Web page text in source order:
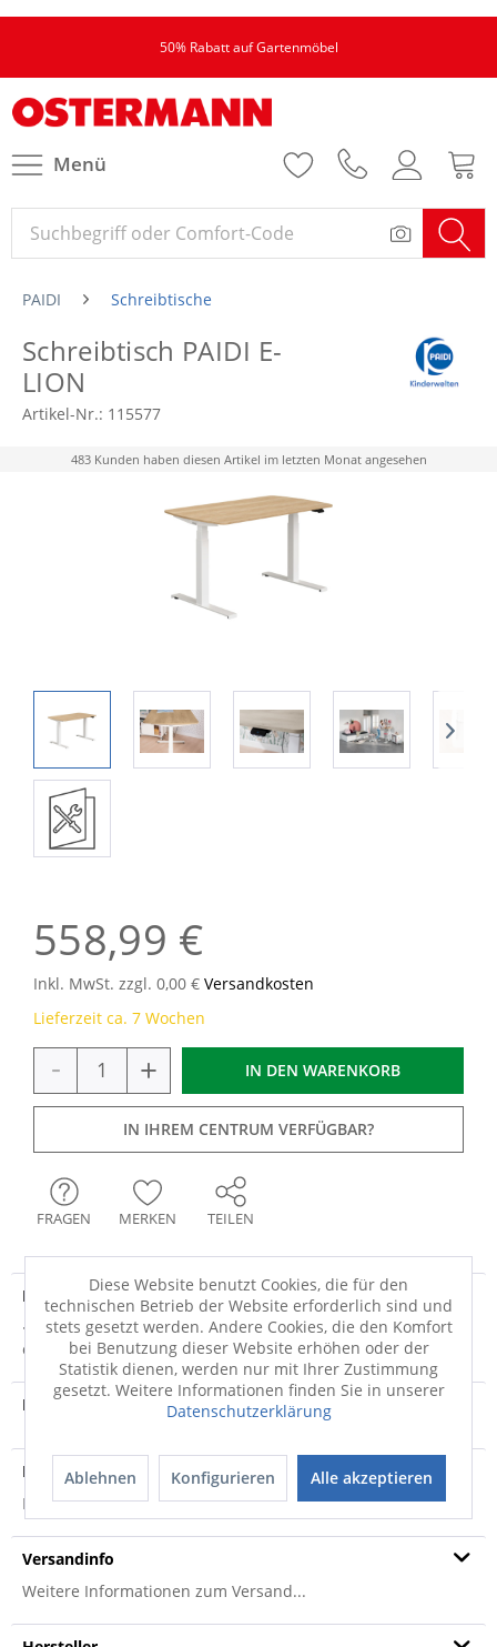
50% Rabatt auf Gartenmöbel
Menü
PAIDI Schreibtische
Schreibtisch PAIDI E-
LION
Artikel-Nr.: 115577
483 Kunden haben diesen Artikel im letzten Monat angesehen
558,99 €
Inkl. MwSt. zzgl. 0,00 € Versandkosten
Lieferzeit ca. 7 Wochen
- + IN DEN WARENKORB
IN IHREM CENTRUM VERFÜGBAR?
FRAGEN MERKEN TEILEN
Produktdetails
· Gestell weiß, Platte Nachbildung Eiche Nebraska ·
elektrisch höhenverstellbar durch Desk...mehr
Produktvideo
Produktsicherheit
Produktsicherheit
Versandinfo
Weitere Informationen zum Versand...
Diese Website benutzt Cookies, die für den
technischen Betrieb der Website erforderlich sind und
stets gesetzt werden. Andere Cookies, die den Komfort
bei Benutzung dieser Website erhöhen oder der
Statistik dienen, werden nur mit Ihrer Zustimmung
gesetzt. Weitere Informationen finden Sie in unserer
Datenschutzerklärung
Ablehnen Konfigurieren Alle akzeptieren